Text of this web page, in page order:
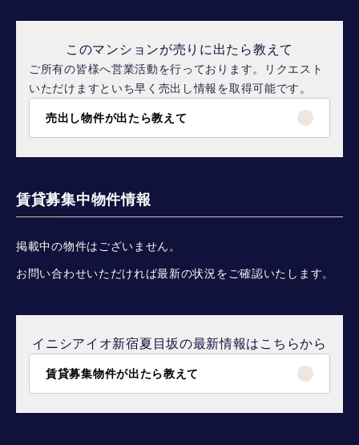
このマンションが売りに出たら教えて
ご所有の皆様へ営業活動を行っております。リクエスト
いただけますといち早く売出し情報を取得可能です。
売出し物件が出たら教えて
賃貸募集中物件情報
掲載中の物件はございません。
お問い合わせいただければ最新の状況をご確認いたします。
イニシアイオ新宿夏目坂の最新情報はこちらから
賃貸募集物件が出たら教えて